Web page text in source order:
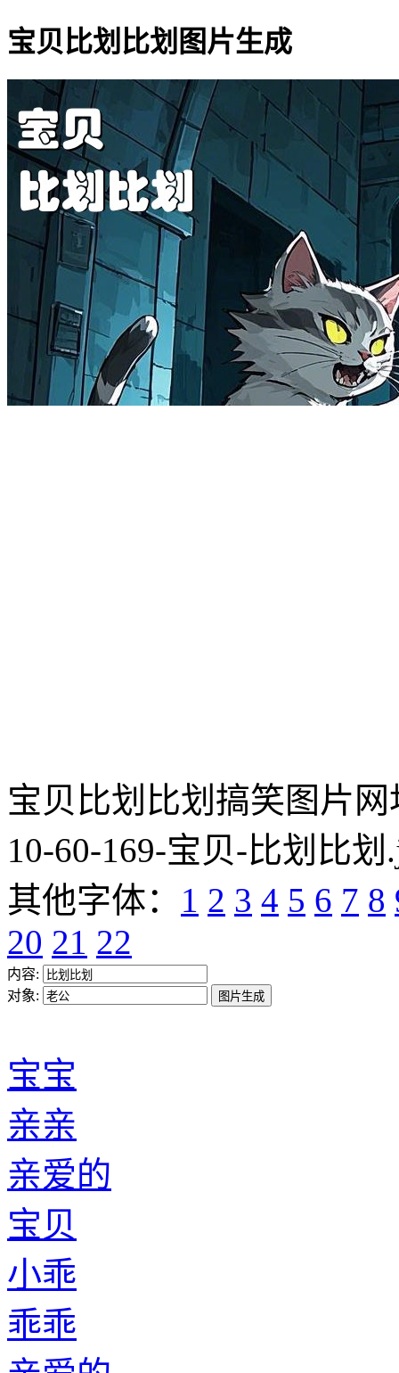
宝贝比划比划图片生成
宝贝比划比划搞笑图片网
10-60-169-宝贝-比划比划
其他字体： 1 2 3 4 5 6 7 8
20 21 22
内容:
对象:
宝宝
亲亲
亲爱的
宝贝
小乖
乖乖